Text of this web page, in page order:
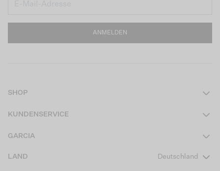
ANMELDEN
SHOP
Jungen Teens
KUNDENSERVICE
GARCIA
LAND Deutschland